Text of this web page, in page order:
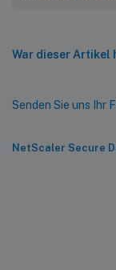
War dieser Artikel
Senden Sie uns Ihr
NetScaler Secure